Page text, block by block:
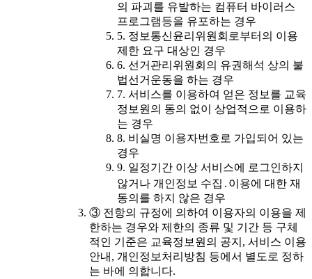
의 파괴를 유발하는 컴퓨터 바이러스
프로그램등을 유포하는 경우
5. 정보통신윤리위원회로부터의 이용
제한 요구 대상인 경우
6. 선거관리위원회의 유권해석 상의 불
법선거운동을 하는 경우
7. 서비스를 이용하여 얻은 정보를 교육
정보원의 동의 없이 상업적으로 이용하
는 경우
8. 비실명 이용자번호로 가입되어 있는
경우
9. 일정기간 이상 서비스에 로그인하지
않거나 개인정보 수집․이용에 대한 재
동의를 하지 않은 경우
③ 전항의 규정에 의하여 이용자의 이용을 제
한하는 경우와 제한의 종류 및 기간 등 구체
적인 기준은 교육정보원의 공지, 서비스 이용
안내, 개인정보처리방침 등에서 별도로 정하
는 바에 의합니다.